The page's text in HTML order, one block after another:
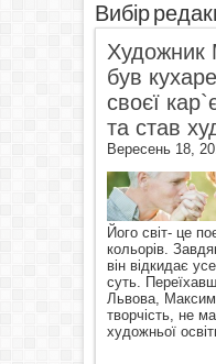
Вибір
Художник
був
своєї
та став
Вересень 18,
Його світ- це
кольорів.
він відкидає
суть.
Львова,
творчість, не
художньої